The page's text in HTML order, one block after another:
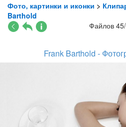
Фото, картинки и иконки >
Barthold
Файлов
Frank Barthold -